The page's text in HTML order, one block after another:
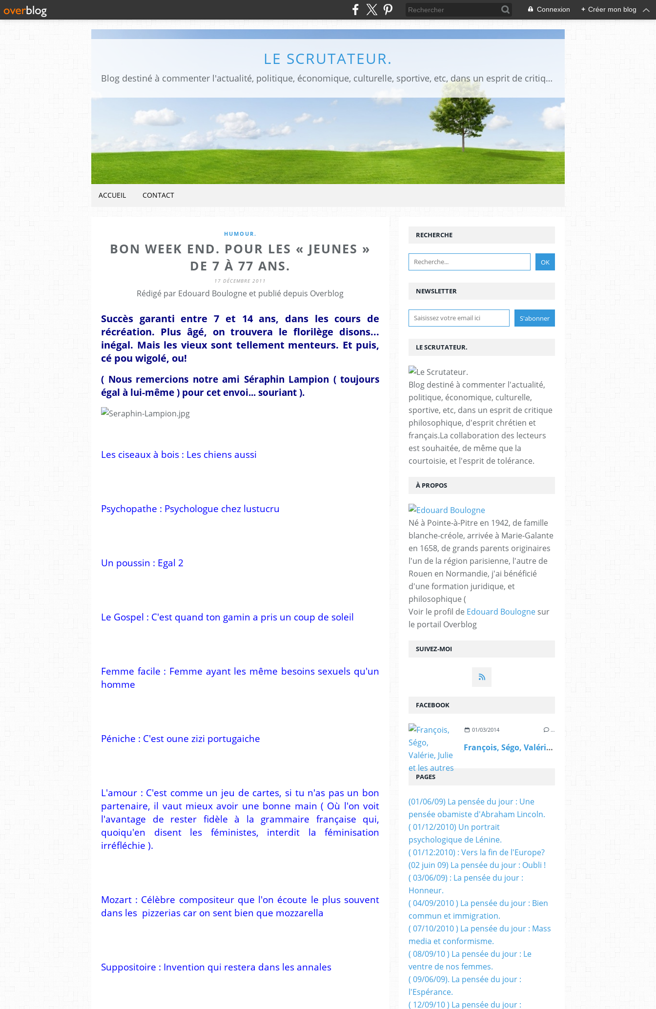
Connexion + Créer mon blog
LE SCRUTATEUR.
Blog destiné à commenter l'actualité, politique, économique, culturelle, sportive, etc, dans un esprit de critique philosophique, d'esprit chrétien et français.La collaboration des lecteurs est souhaitée, de même que la courtoisie, et l'esprit de tolérance.
ACCUEIL CONTACT
HUMOUR.
BON WEEK END. POUR LES « JEUNES »
DE 7 À 77 ANS.
17 DÉCEMBRE 2011
Rédigé par Edouard Boulogne et publié depuis Overblog
Succès garanti entre 7 et 14 ans, dans les cours de
récréation. Plus âgé, on trouvera le florilège disons...
inégal. Mais les vieux sont tellement menteurs. Et puis,
cé pou wigolé, ou!
( Nous remercions notre ami Séraphin Lampion ( toujours
égal à lui-même ) pour cet envoi... souriant ).
Les ciseaux à bois : Les chiens aussi
Psychopathe : Psychologue chez lustucru
Un poussin : Egal 2
Le Gospel : C'est quand ton gamin a pris un coup de soleil
Femme facile : Femme ayant les même besoins sexuels qu'un
homme
Péniche : C'est oune zizi portugaiche
L'amour : C'est comme un jeu de cartes, si tu n'as pas un bon
partenaire, il vaut mieux avoir une bonne main ( Où l'on voit
l'avantage de rester fidèle à la grammaire française qui,
quoiqu'en disent les féministes, interdit la féminisation
irréfléchie ).
Mozart : Célèbre compositeur que l'on écoute le plus souvent
dans les pizzerias car on sent bien que mozzarella
Suppositoire : Invention qui restera dans les annales
NEWSLETTER
SUIVEZ-MOI
RECHERCHE
LE SCRUTATEUR.
Blog destiné à commenter l'actualité,
politique, économique, culturelle,
sportive, etc, dans un esprit de critique
philosophique, d'esprit chrétien et
français.La collaboration des lecteurs
est souhaitée, de même que la
courtoisie, et l'esprit de tolérance.
À PROPOS
Né à Pointe-à-Pitre en 1942, de famille
blanche-créole, arrivée à Marie-Galante
en 1658, de grands parents originaires
l'un de la région parisienne, l'autre de
Rouen en Normandie, j'ai bénéficié
d'une formation juridique, et
philosophique (
Voir le profil de Edouard Boulogne sur
le portail Overblog
FACEBOOK
01/03/2014 …
François, Ségo, Valérie, Julie et les autres
PAGES
(01/06/09) La pensée du jour : Une
pensée obamiste d'Abraham Lincoln.
( 01/12/2010) Un portrait
psychologique de Lénine.
( 01/12:2010) : Vers la fin de l'Europe?
(02 juin 09) La pensée du jour : Oubli !
( 03/06/09) : La pensée du jour :
Honneur.
( 04/09/2010 ) La pensée du jour : Bien
commun et immigration.
( 07/10/2010 ) La pensée du jour : Mass
media et conformisme.
( 08/09/10 ) La pensée du jour : Le
ventre de nos femmes.
( 09/06/09). La pensée du jour :
l'Espérance.
( 12/09/10 ) La pensée du jour :